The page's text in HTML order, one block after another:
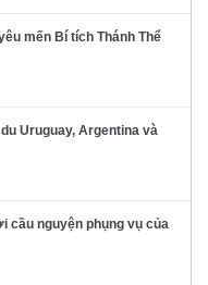
mến Bí tích Thánh Thể
Uruguay, Argentina và
cầu nguyện phụng vụ của